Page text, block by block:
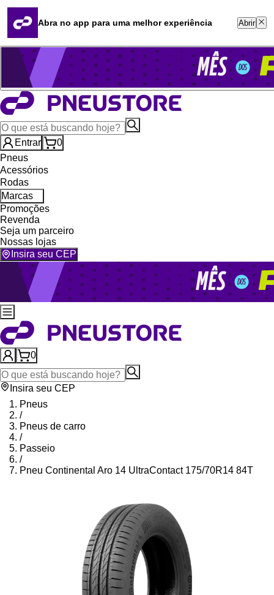
Quero revender
Blog
Whatsapp (16) 99764-8401
Televendas (47) 3046-2551
Entrar
0
Pneus
Acessórios
Rodas
Marcas
Promoções
Revenda
Seja um parceiro
Nossas lojas
Insira seu CEP
0
Insira seu CEP
Pneus
/
Pneus de carro
/
Passeio
/
Pneu Continental Aro 14 UltraContact 175/70R14 84T
Abra no app para uma melhor experiência Abrir